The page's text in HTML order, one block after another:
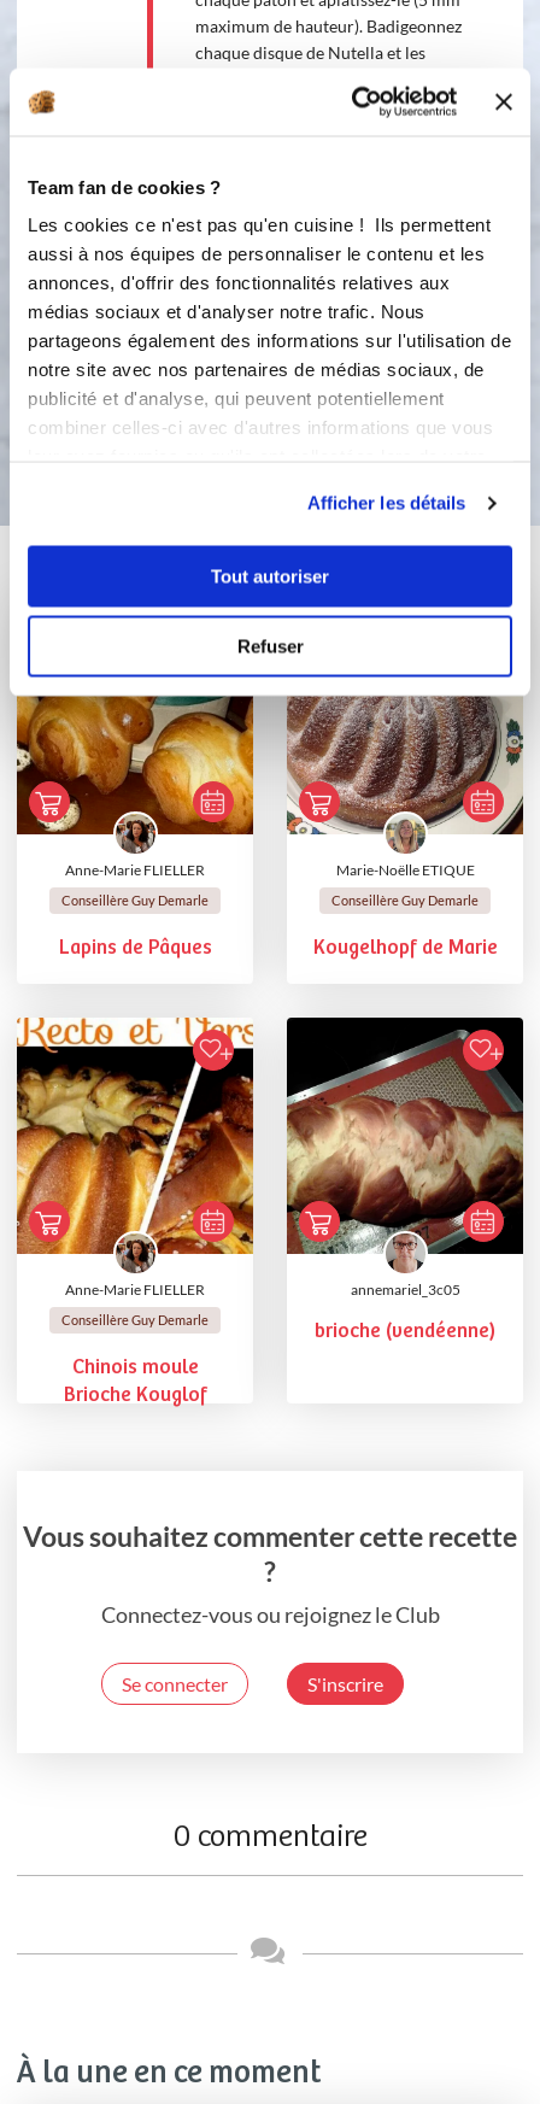
Team fan de cookies ?
Les cookies ce n'est pas qu'en cuisine ! Ils permettent
aussi à nos équipes de personnaliser le contenu et les
annonces, d'offrir des fonctionnalités relatives aux
médias sociaux et d'analyser notre trafic. Nous
partageons également des informations sur l'utilisation de
notre site avec nos partenaires de médias sociaux, de
publicité et d'analyse, qui peuvent potentiellement
combiner celles-ci avec d'autres informations que vous
Afficher les détails
Tout autoriser
Refuser
maximum de hauteur). Badigeonnez
chaque disque de Nutella et les
la toile Silpain. Mettez un verre au
paire. Enfin, prenez à chaque fois 2
l’extérieur. Une fois toutes les
lamelles tournées, badigeonnez le
jaune d'oeuf avec le pinceau en
silicone, puis cuisez 35 minutes à
180°C.
Bon appétit !
Vous aimerez aussi ...
Anne-Marie FLIELLER
Conseillère Guy Demarle
Lapins de Pâques
Marie-Noëlle ETIQUE
Conseillère Guy Demarle
Kougelhopf de Marie
Anne-Marie FLIELLER
Conseillère Guy Demarle
Chinois moule
Brioche Kouglof
annemariel_3c05
brioche (vendéenne)
Vous souhaitez commenter cette recette
?
Connectez-vous ou rejoignez le Club
Se connecter S'inscrire
0 commentaire
À la une en ce moment